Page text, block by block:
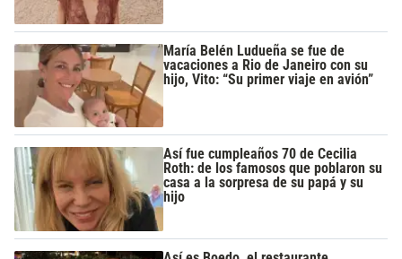
María Belén Ludueña se fue de
vacaciones a Rio de Janeiro con su
hijo, Vito: “Su primer viaje en avión”
Así fue cumpleaños 70 de Cecilia
Roth: de los famosos que poblaron su
casa a la sorpresa de su papá y su
hijo